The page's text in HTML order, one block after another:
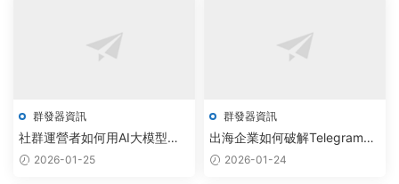
群發器資訊
社群運營者如何用AI大模型驅
動Telegram私信助手實現自動
2026-01-25
群發器資訊
出海企業如何破解Telegram信
息過載？AI批量采集與雲原生
2026-01-24